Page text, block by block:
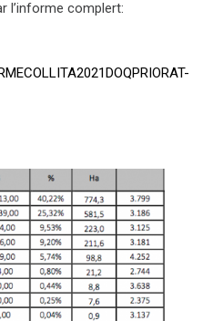
l’informe complert: